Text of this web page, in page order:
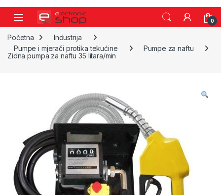
Skip to navigation
Skip to content
0
Početna
Industrija
Pumpe i mjerači protika tekućine
Pumpe za naftu
Zidna pumpa za naftu 35 litara/min